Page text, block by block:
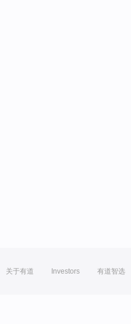
关于有道 Investors 有道智选